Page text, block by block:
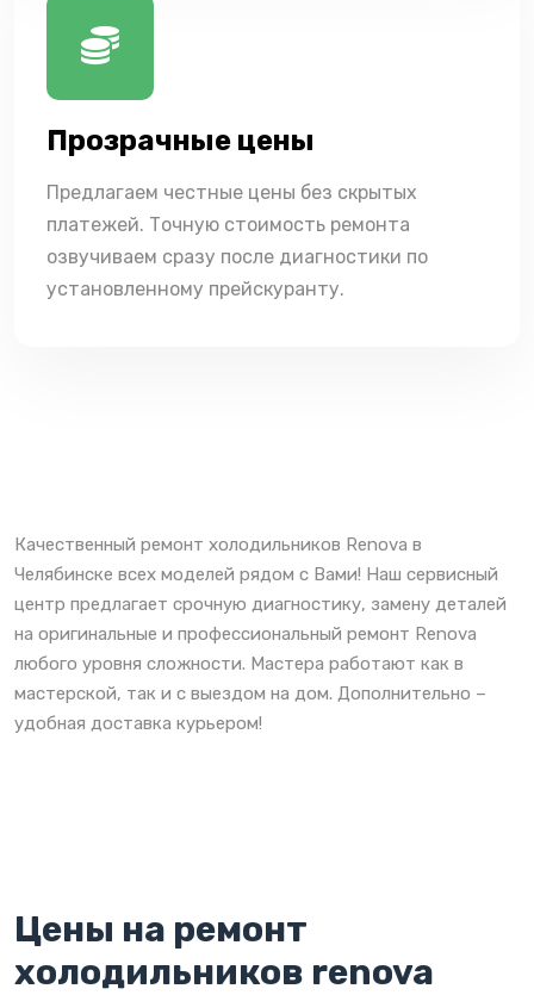
Прозрачные цены
Предлагаем честные цены без скрытых
платежей. Точную стоимость ремонта
озвучиваем сразу после диагностики по
установленному прейскуранту.
Качественный ремонт холодильников Renova в
Челябинске всех моделей рядом с Вами! Наш сервисный
центр предлагает срочную диагностику, замену деталей
на оригинальные и профессиональный ремонт Renova
любого уровня сложности. Мастера работают как в
мастерской, так и с выездом на дом. Дополнительно –
удобная доставка курьером!
Цены на ремонт
холодильников renova